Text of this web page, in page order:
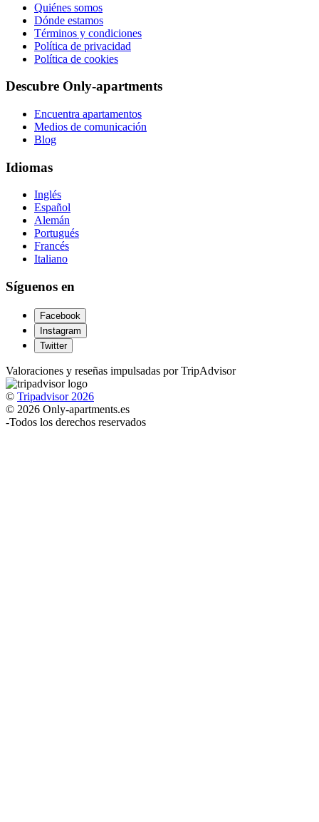
Quiénes somos
Dónde estamos
Términos y condiciones
Política de privacidad
Política de cookies
Descubre Only-apartments
Encuentra apartamentos
Medios de comunicación
Blog
Idiomas
Inglés
Español
Alemán
Portugués
Francés
Italiano
Síguenos en
Facebook
Instagram
Twitter
Valoraciones y reseñas impulsadas por TripAdvisor
© Tripadvisor 2026
© 2026 Only-apartments.es
-Todos los derechos reservados